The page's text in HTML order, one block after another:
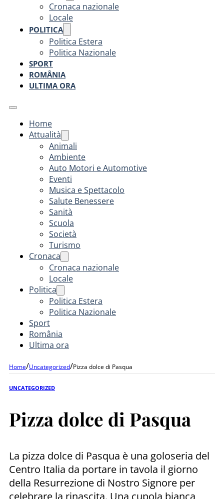
Cronaca nazionale
Locale
POLITICA
Politica Estera
Politica Nazionale
SPORT
ROMÂNIA
ULTIMA ORA
Home
Attualità
Animali
Ambiente
Auto Motori e Automotive
Eventi
Musica e Spettacolo
Salute Benessere
Sanità
Scuola
Società
Turismo
Cronaca
Cronaca nazionale
Locale
Politica
Politica Estera
Politica Nazionale
Sport
România
Ultima ora
Home/Uncategorized/Pizza dolce di Pasqua
UNCATEGORIZED
Pizza dolce di Pasqua
La pizza dolce di Pasqua è una goloseria del
Centro Italia da portare in tavola il giorno
della Resurrezione di Nostro Signore per
celebrare la rinascita. Una cupola bianca